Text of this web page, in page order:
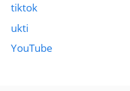
tiktok
ukti
YouTube